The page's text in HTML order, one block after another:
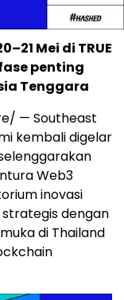
Mei di TRUE
fase penting
Tenggara
— Southeast
kembali digelar
Web3
inovasi
dengan
di Thailand